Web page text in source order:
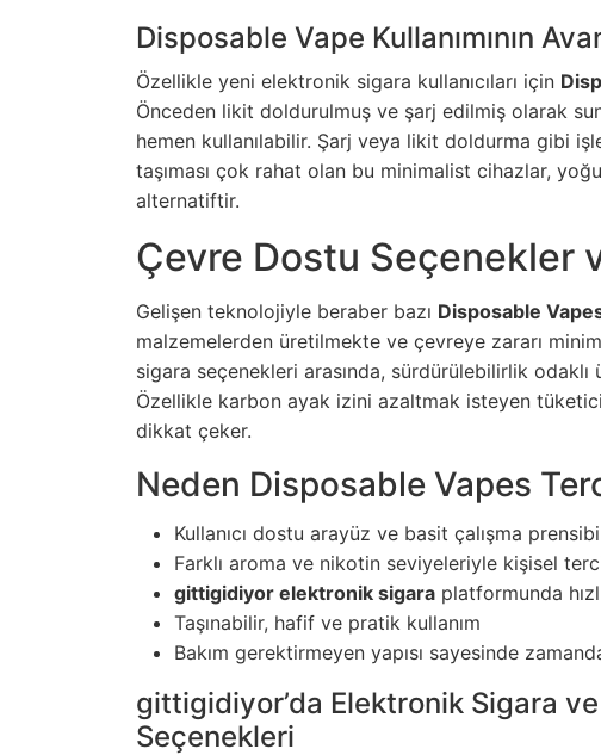
Disposable Vape Kullanımının
Özellikle yeni elektronik sigara kullanıcıları için
Önceden likit doldurulmuş ve şarj edilmiş olarak
hemen kullanılabilir. Şarj veya likit doldurma gibi
taşıması çok rahat olan bu minimalist cihazlar,
alternatiftir.
Çevre Dostu Seçenekler
Gelişen teknolojiyle beraber bazı Disposable
malzemelerden üretilmekte ve çevreye zararı
sigara seçenekleri arasında, sürdürülebilirlik
Özellikle karbon ayak izini azaltmak isteyen
dikkat çeker.
Neden Disposable Vapes
Kullanıcı dostu arayüz ve basit çalışma prensibi
Farklı aroma ve nikotin seviyeleriyle kişisel
gittigidiyor elektronik sigara platformunda
Taşınabilir, hafif ve pratik kullanım
Bakım gerektirmeyen yapısı sayesinde
gittigidiyor’da Elektronik Sigara
Seçenekleri